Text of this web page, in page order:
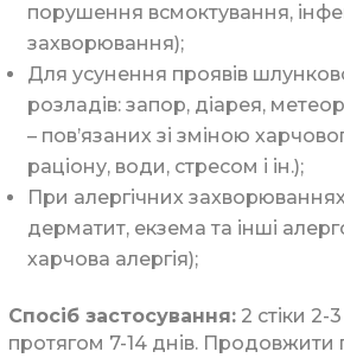
порушення всмоктування,
захворювання);
Для усунення проявів
розладів: запор, діарея,
– пов’язаних зі зміною
раціону, води, стресом і ін.);
При алергічних
дерматит, екзема та інші
харчова алергія);
Спосіб застосування:2 стіки 2-
протягом 7-14 днів.